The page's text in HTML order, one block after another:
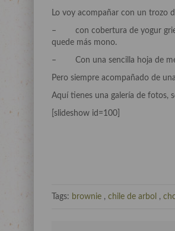
Lo voy acompañar con un trozo
– con cobertura de yogur
quede más mono.
– Con una sencilla hoja de
Pero siempre acompañado de
Aquí tienes una galería de fotos,
[slideshow id=100]
Tags: brownie , chile de arbol ,